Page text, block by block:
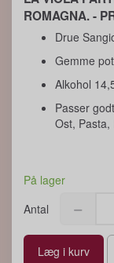
ROMAGNA. -
Drue
Gemme
Alkohol
Passer
Ost, Pasta,
På lager
Antal
Læg i kurv